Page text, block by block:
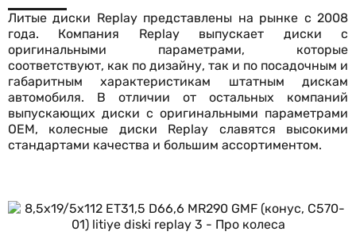
Литые диски Replay представлены на рынке с 2008
года. Компания Replay выпускает диски с
оригинальными параметрами, которые
соответствуют, как по дизайну, так и по посадочным и
габаритным характеристикам штатным дискам
автомобиля. В отличии от остальных компаний
выпускающих диски с оригинальными параметрами
OEM, колесные диски Replay славятся высокими
стандартами качества и большим ассортиментом.